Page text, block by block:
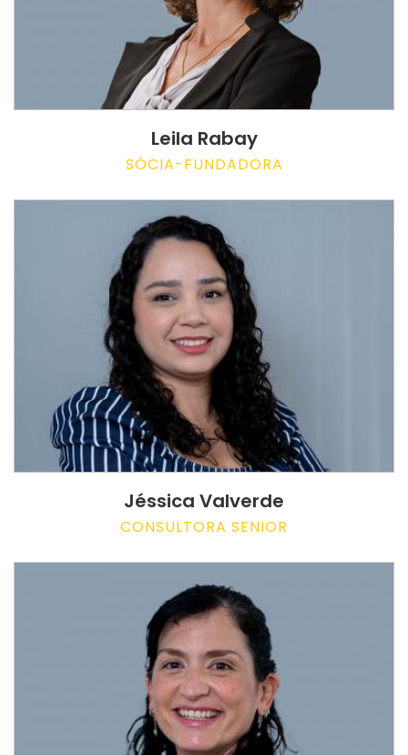
Leila Rabay
SÓCIA-FUNDADORA
Jéssica Valverde
CONSULTORA SENIOR